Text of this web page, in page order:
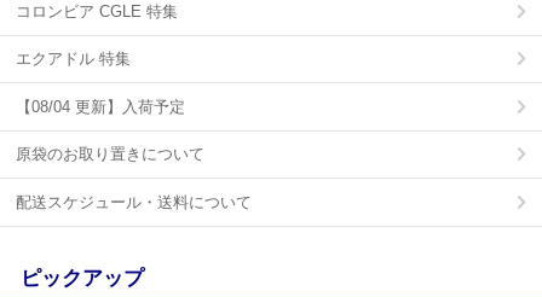
コロンビア CGLE 特集
エクアドル 特集
【08/04 更新】入荷予定
原袋のお取り置きについて
配送スケジュール・送料について
ピックアップ